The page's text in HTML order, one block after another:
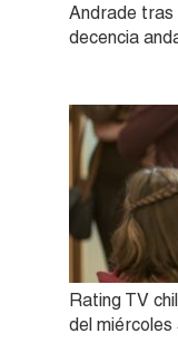
Andrade tras
decencia
Rating TV
del